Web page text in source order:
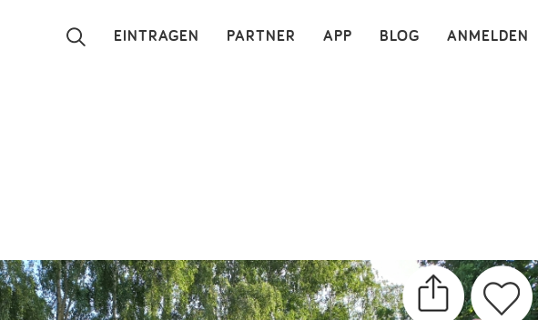
ANMELDEN
BLOG
APP
PARTNER
EINTRAGEN ×